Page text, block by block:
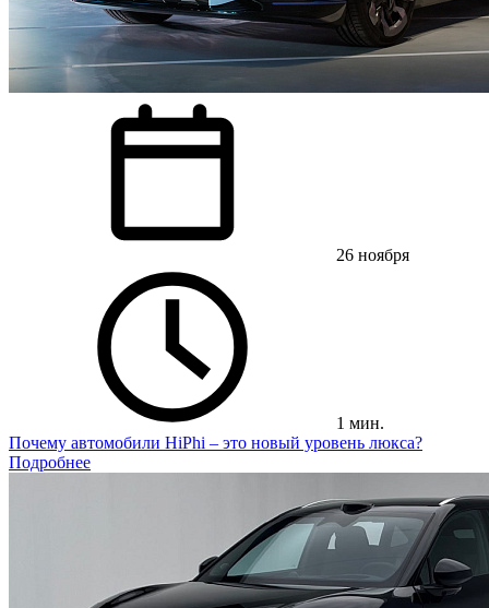
26 ноября
1 мин.
Почему автомобили HiPhi – это новый уровень люкса?
Подробнее